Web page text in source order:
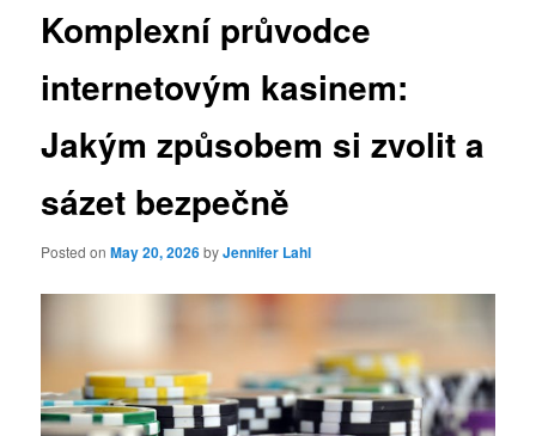
Komplexní průvodce
internetovým kasinem:
Jakým způsobem si zvolit a
sázet bezpečně
Posted onMay 20, 2026byJennifer Lahl